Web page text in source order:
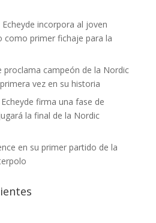
incorpora al joven
como primer fichaje para la
proclama campeón de la Nordic
vez en su historia
firma una fase de
la final de la Nordic
en su primer partido de la